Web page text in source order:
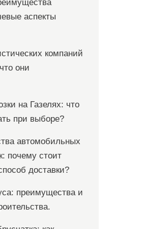
аспекты
компаний
они
на Газелях: что
при выборе?
автомобильных
почему стоит
доставки?
преимущества и